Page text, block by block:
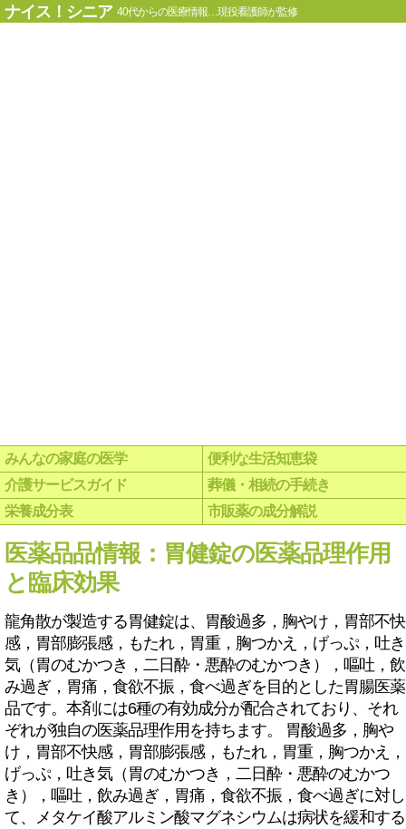
ナイス！シニア 40代からの医療情報…現役看護師が監修
みんなの家庭の医学
便利な生活知恵袋
介護サービスガイド
葬儀・相続の手続き
栄養成分表
市販薬の成分解説
医薬品品情報：胃健錠の医薬品理作用
と臨床効果
龍角散が製造する胃健錠は、胃酸過多，胸やけ，胃部不快
感，胃部膨張感，もたれ，胃重，胸つかえ，げっぷ，吐き
気（胃のむかつき，二日酔・悪酔のむかつき），嘔吐，飲
み過ぎ，胃痛，食欲不振，食べ過ぎを目的とした胃腸医薬
品です。本剤には6種の有効成分が配合されており、それ
ぞれが独自の医薬品理作用を持ちます。 胃酸過多，胸や
け，胃部不快感，胃部膨張感，もたれ，胃重，胸つかえ，
げっぷ，吐き気（胃のむかつき，二日酔・悪酔のむかつ
き），嘔吐，飲み過ぎ，胃痛，食欲不振，食べ過ぎに対し
て、メタケイ酸アルミン酸マグネシウムは病状を緩和する